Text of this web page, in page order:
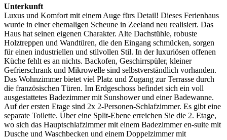
Unterkunft
Luxus und Komfort mit einem Auge fürs Detail! Dieses Ferienhaus
wurde in einer ehemaligen Scheune in Zeeland neu realisiert. Das
Haus hat seinen eigenen Charakter. Alte Dachstühle, robuste
Holztreppen und Wandtüren, die den Eingang schmücken, sorgen
für einen industriellen und stilvollen Stil. In der luxuriösen offenen
Küche fehlt es an nichts. Backofen, Geschirrspüler, kleiner
Gefrierschrank und Mikrowelle sind selbstverständlich vorhanden.
Das Wohnzimmer bietet viel Platz und Zugang zur Terrasse durch
die französischen Türen. Im Erdgeschoss befindet sich ein voll
ausgestattetes Badezimmer mit Sunshower und einer Badewanne.
Auf der ersten Etage sind 2x 2-Personen-Schlafzimmer. Es gibt eine
separate Toilette. Über eine Split-Ebene erreichen Sie die 2. Etage,
wo sich das Hauptschlafzimmer mit einem Badezimmer en-suite mit
Dusche und Waschbecken und einem Doppelzimmer mit